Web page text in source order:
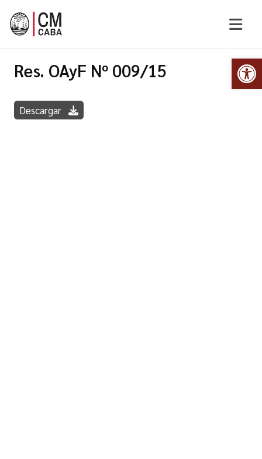
Res. OAyF Nº 009/15
Descargar